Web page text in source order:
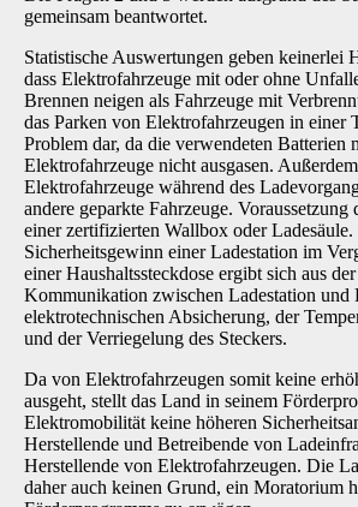
gemeinsam beantwortet.
Statistische Auswertungen geben keinerlei
dass Elektrofahrzeuge mit oder ohne
Brennen neigen als Fahrzeuge mit
das Parken von Elektrofahrzeugen in einer
Problem dar, da die verwen­deten Batterien
Elektrofahrzeuge nicht ausgasen.
Elektrofahrzeuge während des
andere geparkte Fahrzeuge.
einer zertifizierten Wallbox oder Ladesäule.
Sicherheitsgewinn einer La­destation im
einer Haushaltssteckdose ergibt sich aus
Kommunikation zwischen Ladestation und
elektrotechnischen Absicherung, der
und der Verriegelung des Steckers.
Da von Elektrofahrzeugen somit keine
ausgeht, stellt das Land in seinem
Elektromobilität keine höheren
Herstellende und Betreibende von
Herstellende von Elektrofahrzeugen. Die
daher auch keinen Grund, ein Moratorium